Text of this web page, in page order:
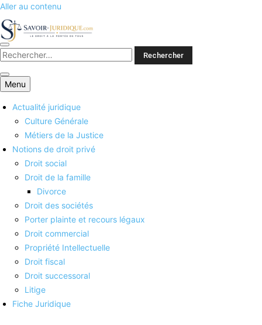
Aller au contenu
Savoirs juridiques
Menu
Actualité juridique
Culture Générale
Métiers de la Justice
Notions de droit privé
Droit social
Droit de la famille
Divorce
Droit des sociétés
Porter plainte et recours légaux
Droit commercial
Propriété Intellectuelle
Droit fiscal
Droit successoral
Litige
Fiche Juridique